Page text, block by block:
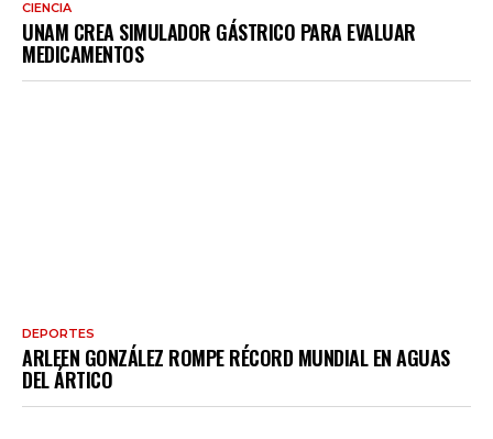
CIENCIA
UNAM CREA SIMULADOR GÁSTRICO PARA EVALUAR
MEDICAMENTOS
DEPORTES
ARLEEN GONZÁLEZ ROMPE RÉCORD MUNDIAL EN AGUAS
DEL ÁRTICO